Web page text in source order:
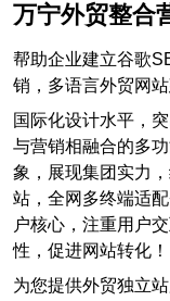
万宁外贸整合
帮助企业建立谷歌
销，多语言外贸网
国际化设计水平，
与营销相融合的多
象，展现集团实力
站，全网多终端适
户核心，注重用户
性，促进网站转化！
为您提供外贸独立